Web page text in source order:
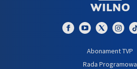
Abonament TVP
Rada Programowa